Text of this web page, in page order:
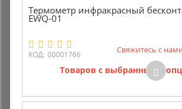
Термометр инфракрасный
EWQ-01
КОД: 00001766 Свяжитесь с
Товаров с выбранными